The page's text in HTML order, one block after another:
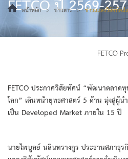
FETCO ปี 2569-
หน้าหลัก > ข่าวสาร > ข่าวแถลงวิสัยทัศ
FETCO
FETCO ประกาศวิสัยทัศน์ “พัฒนาตลาด
โลก” เดินหน้ายุทธศาสตร์ 5 ด้าน มุ่งสู่ผู้
เป็น Developed Market ภายใน 15 ปี
นายไพบูลย์ นลินทรางกูร ประธานสภาธุ